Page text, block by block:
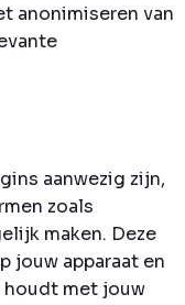
anonimiseren van
aanwezig zijn,
zoals
maken. Deze
jouw apparaat en
houdt met jouw